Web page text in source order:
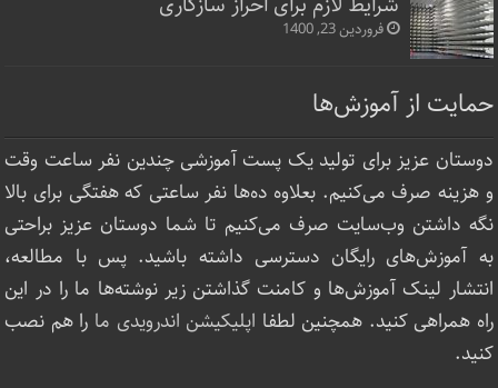
فروردین 23, 1400
حمایت از آموزش‌ها
دوستان عزیز برای تولید یک پست آموزشی چندین نفر ساعت‌ وقت
و هزینه صرف می‌کنیم. بعلاوه ده‌ها نفر ساعتی که هفتگی برای بالا
نگه داشتن وب‌سایت صرف ‌می‌کنیم تا شما دوستان عزیز براحتی
به آموزش‌های رایگان دسترسی داشته باشید. پس با مطالعه،
انتشار لینک‌ آموزش‌ها و کامنت گذاشتن زیر نوشته‌‌ها ما را در این
راه همراهی کنید. همچنین لطفا اپلیکیشن اندرویدی ما را هم نصب
کنید.